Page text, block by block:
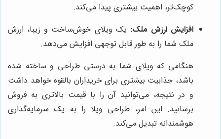
کوچک‌تر، اهمیت بیشتری پیدا می‌کند.
افزایش ارزش ملک: یک ویلای خوش‌ساخت و زیبا، ارزش
ملک شما را به طور قابل توجهی افزایش می‌دهد.
هنگامی که ویلای شما به درستی طراحی و ساخته شده
باشد، جذابیت بیشتری برای خریداران بالقوه خواهد داشت
و در نتیجه، می‌توانید آن را با قیمت بالاتری به فروش
برسانید. این امر، طراحی ویلا را به یک سرمایه‌گذاری
هوشمندانه تبدیل می‌کند.